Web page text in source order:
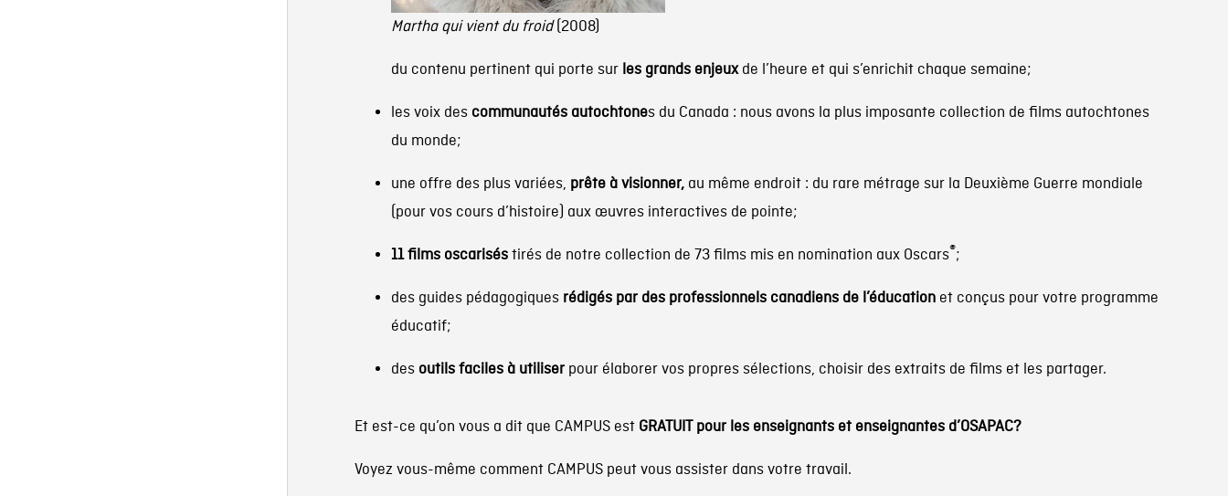
Martha qui vient du froid(2008)
du contenu pertinent qui porte sur les grands enjeuxde l’heure et qui s’enrichit chaque semaine;
les voix des communautés autochtones du Canada : nous avons la plus imposante collection de films autochtones
du monde;
une offre des plus variées, prête à visionner,au même endroit : du rare métrage sur la Deuxième Guerre mondiale
(pour vos cours d’histoire) aux œuvres interactives de pointe;
11 films oscariséstirés de notre collection de 73 films mis en nomination aux Oscars®;
des guides pédagogiques rédigés par des professionnels canadiens de l’éducationet conçus pour votre programme
éducatif;
des outils faciles à utiliserpour élaborer vos propres sélections, choisir des extraits de films et les partager.
Et est-ce qu’on vous a dit que CAMPUS est GRATUIT pour les enseignants et enseignantes d’OSAPAC?
Voyez vous-même comment CAMPUS peut vous assister dans votre travail.